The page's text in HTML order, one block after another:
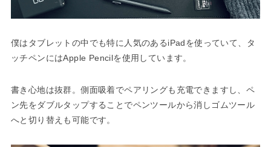
僕はタブレットの中でも特に人気のあるiPadを使っていて、タ
ッチペンにはApple Pencilを使用しています。
書き心地は抜群。側面吸着でペアリングも充電できますし、ペ
ン先をダブルタップすることでペンツールから消しゴムツール
へと切り替えも可能です。